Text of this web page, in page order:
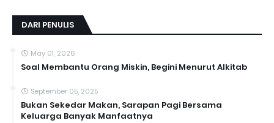
DARI PENULIS
May 01, 2026
Soal Membantu Orang Miskin, Begini Menurut Alkitab
September 05, 2025
Bukan Sekedar Makan, Sarapan Pagi Bersama
Keluarga Banyak Manfaatnya